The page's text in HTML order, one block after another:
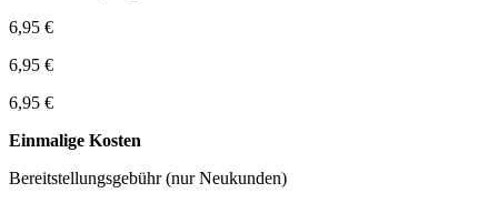
6,95 €
6,95 €
6,95 €
Einmalige Kosten
Bereitstellungsgebühr (nur Neukunden)